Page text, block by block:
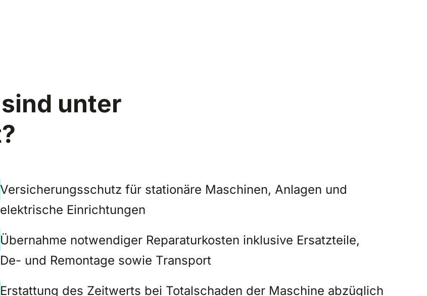
unter
Versicherungsschutz für stationäre Maschinen, Anlagen und
elektrische Einrichtungen
Übernahme notwendiger Reparaturkosten inklusive Ersatzteile,
De- und Remontage sowie Transport
Erstattung des Zeitwerts bei Totalschaden der Maschine abzüglich